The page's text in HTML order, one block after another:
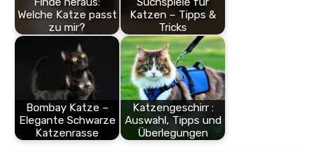
Welche Katze passt
zu mir?
Katzen – Tipps &
Tricks
Bombay Katze –
Elegante Schwarze
Katzenrasse
Katzengeschirr :
Auswahl, Tipps und
Überlegungen